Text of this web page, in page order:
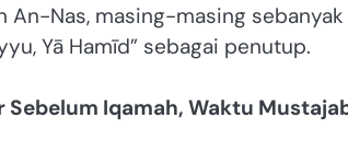
An-Nas, masing-masing
Yā Hamīd” sebagai penutup.
Sebelum Iqamah, Waktu